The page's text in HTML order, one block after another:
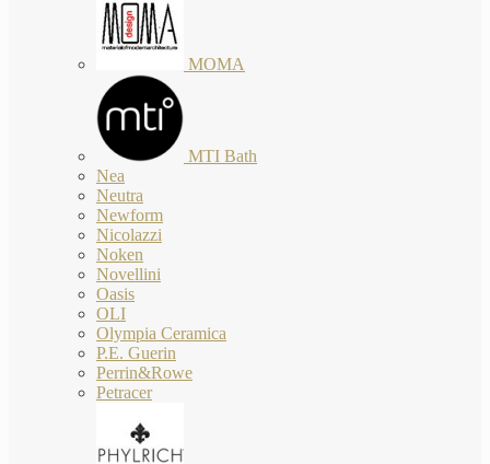
MOMA
MTI Bath
Nea
Neutra
Newform
Nicolazzi
Noken
Novellini
Oasis
OLI
Olympia Ceramica
P.E. Guerin
Perrin&Rowe
Petracer